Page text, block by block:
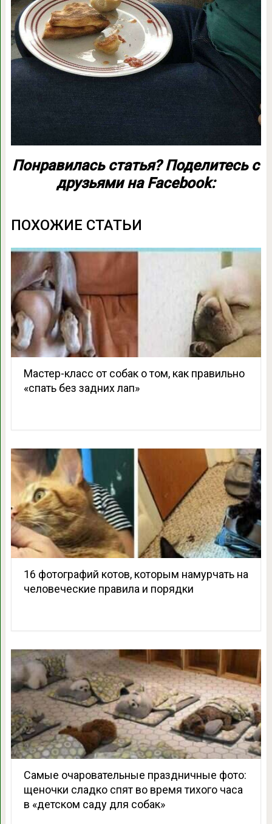
Понравилась статья? Поделитесь с
друзьями на Facebook:
ПОХОЖИЕ СТАТЬИ
Мастер-класс от собак о том, как правильно
«спать без задних лап»
16 фотографий котов, которым намурчать на
человеческие правила и порядки
Самые очаровательные праздничные фото:
щеночки сладко спят во время тихого часа
в «детском саду для собак»